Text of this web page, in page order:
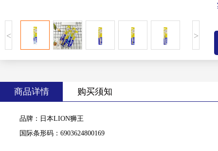
< >
商品详情 购买须知
品牌：日本LION狮王
国际条形码：6903624800169